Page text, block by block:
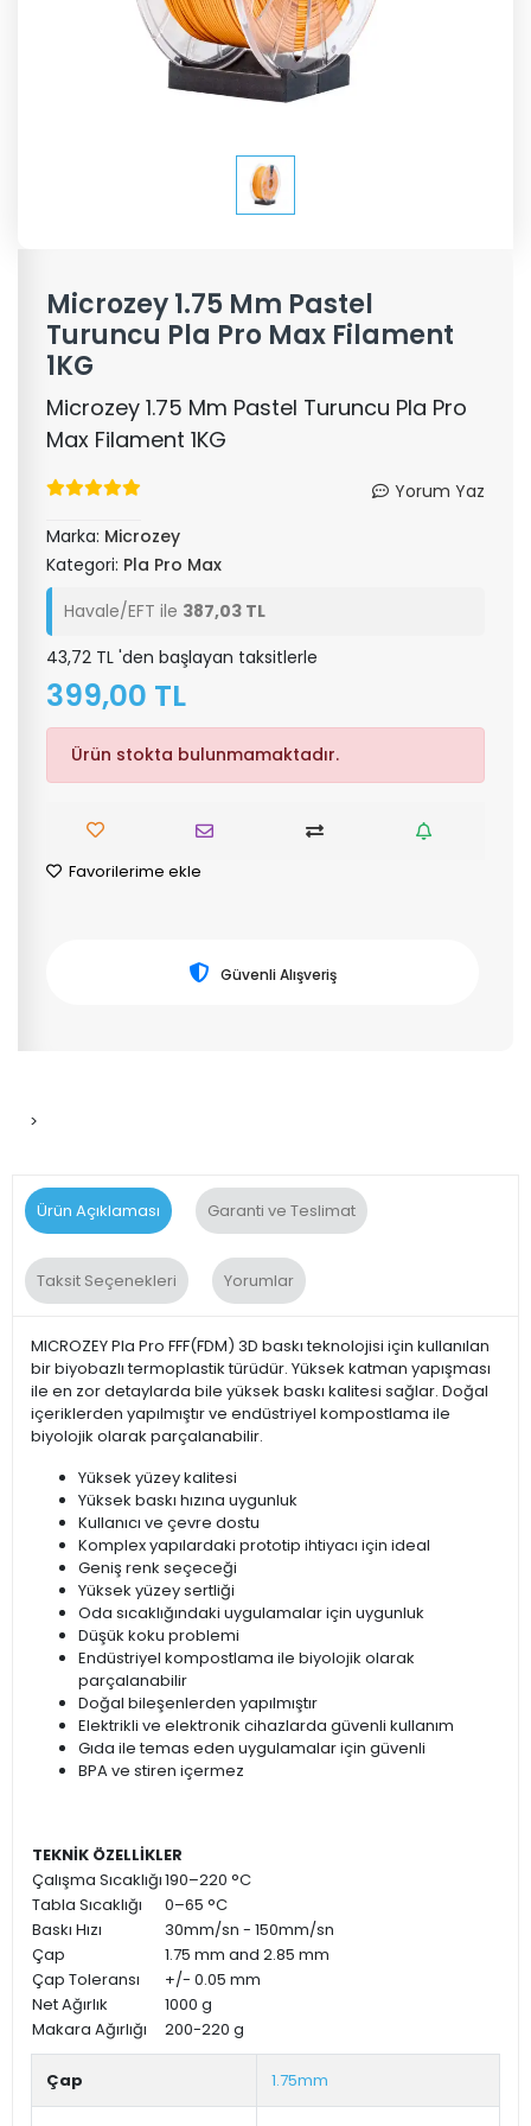
Microzey 1.75 Mm Pastel
Turuncu Pla Pro Max Filament
1KG
Microzey 1.75 Mm Pastel Turuncu Pla Pro
Max Filament 1KG
Yorum Yaz
Marka: Microzey
Kategori: Pla Pro Max
Havale/EFT ile 387,03 TL
43,72 TL 'den başlayan taksitlerle
399,00 TL
Ürün stokta bulunmamaktadır.
Favorilerime ekle
Güvenli Alışveriş
>
Ürün Açıklaması Garanti ve Teslimat
Taksit Seçenekleri Yorumlar
MICROZEY Pla Pro FFF(FDM) 3D baskı teknolojisi için kullanılan
bir biyobazlı termoplastik türüdür. Yüksek katman yapışması
ile en zor detaylarda bile yüksek baskı kalitesi sağlar. Doğal
içeriklerden yapılmıştır ve endüstriyel kompostlama ile
biyolojik olarak parçalanabilir.
Yüksek yüzey kalitesi
Yüksek baskı hızına uygunluk
Kullanıcı ve çevre dostu
Komplex yapılardaki prototip ihtiyacı için ideal
Geniş renk seçeceği
Yüksek yüzey sertliği
Oda sıcaklığındaki uygulamalar için uygunluk
Düşük koku problemi
Endüstriyel kompostlama ile biyolojik olarak
parçalanabilir
Doğal bileşenlerden yapılmıştır
Elektrikli ve elektronik cihazlarda güvenli kullanım
Gıda ile temas eden uygulamalar için güvenli
BPA ve stiren içermez
TEKNİK ÖZELLİKLER
Çalışma Sıcaklığı190–220 °C
Tabla Sıcaklığı
0–65 °C
Baskı Hızı
30mm/sn - 150mm/sn
Çap
1.75 mm and 2.85 mm
Çap Toleransı
+/- 0.05 mm
Net Ağırlık
1000 g
Makara Ağırlığı
200-220 g
Çap 1.75mm